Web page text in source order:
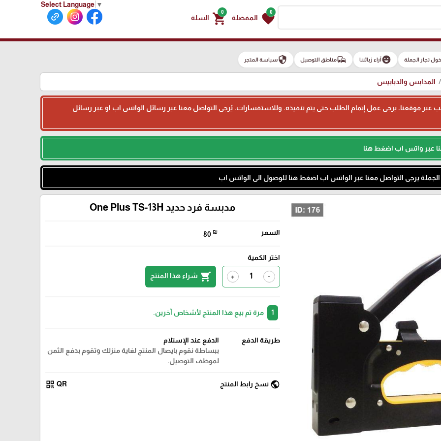
Select Language ▼
0
favorite المفضلة
0
shopping_cart السلة
تجار الجملة emoji_emotionsآراء زبائننا commuteمناطق التوصيل securityسياسة المتجر
المدابس والدبابيس
طلب عبر موقعنا، يرجى عمل إتمام الطلب حتى يتم تنفيذه. وللاستفسارات، يُرجى التواصل معنا عبر رسائل الواتس اب او عبر رسائل
عبر واتس اب اضغط هنا
الجملة يرجى التواصل معنا عبر الواتس اب اضغط هنا للوصول الى الواتس اب
مدبسة فرد حديد One Plus TS-13H
السعر 80 ₪
اختر الكمية
-
+
shopping_cart شراء هذا المنتج
مرة تم بيع هذا المنتج لأشخاص آخرين.
طريقة الدفع
الدفع عند الإستلام
ببساطة نقوم بايصال المنتج لغاية منزلك وتقوم بدفع الثمن
لموظف التوصيل.
public نسخ رابط المنتج QR
qr_code